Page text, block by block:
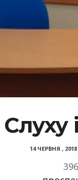
14 ЧЕРВНЯ , 2018